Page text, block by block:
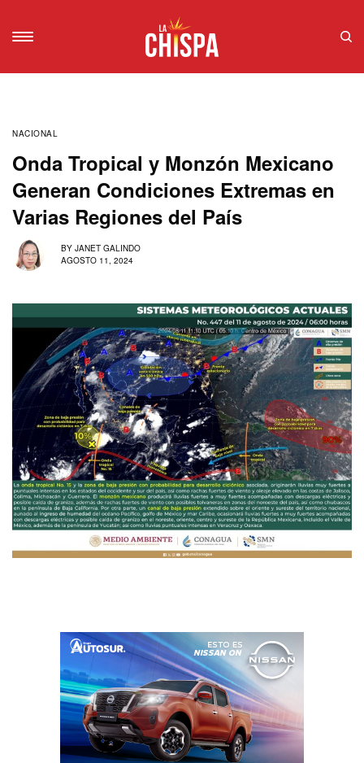
NACIONAL
Onda Tropical y Monzón Mexicano
Generan Condiciones Extremas en
Varias Regiones del País
BY JANET GALINDO
AGOSTO 11, 2024